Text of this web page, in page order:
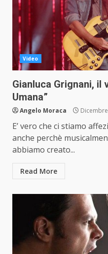
Video
Gianluca Grignani, il
Umana”
Angelo Moraca
E’ vero che ci stiamo
anche perchè
abbiamo creato...
Read More